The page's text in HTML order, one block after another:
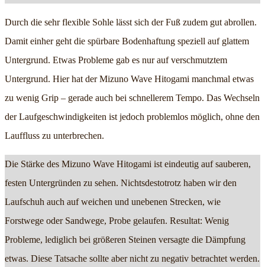
Durch die sehr flexible Sohle lässt sich der Fuß zudem gut abrollen.
Damit einher geht die spürbare Bodenhaftung speziell auf glattem
Untergrund. Etwas Probleme gab es nur auf verschmutztem
Untergrund. Hier hat der Mizuno Wave Hitogami manchmal etwas
zu wenig Grip – gerade auch bei schnellerem Tempo. Das Wechseln
der Laufgeschwindigkeiten ist jedoch problemlos möglich, ohne den
Lauffluss zu unterbrechen.
Die Stärke des Mizuno Wave Hitogami ist eindeutig auf sauberen,
festen Untergründen zu sehen. Nichtsdestotrotz haben wir den
Laufschuh auch auf weichen und unebenen Strecken, wie
Forstwege oder Sandwege, Probe gelaufen. Resultat: Wenig
Probleme, lediglich bei größeren Steinen versagte die Dämpfung
etwas. Diese Tatsache sollte aber nicht zu negativ betrachtet werden.